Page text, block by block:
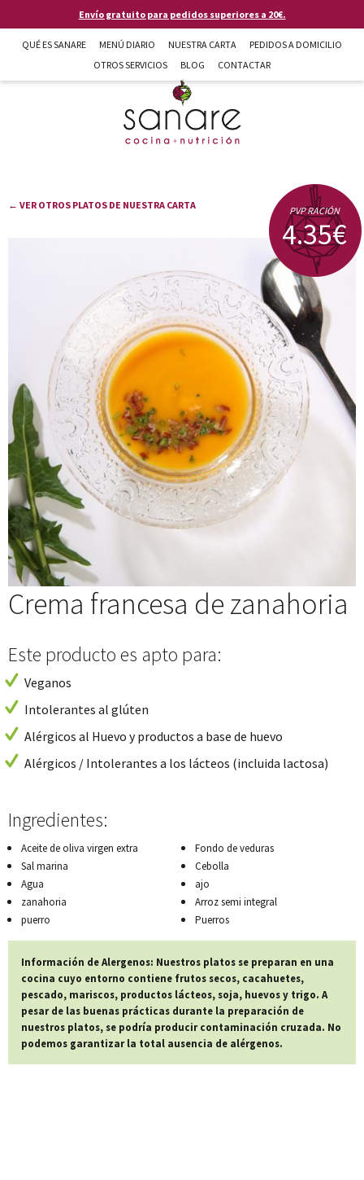
Pasar al contenido principalEnvío gratuito para pedidos superiores a 20€.
QUÉ ES SANARE MENÚ DIARIO NUESTRA CARTA
PEDIDOS A DOMICILIO
OTROS SERVICIOS
BLOG CONTACTAR
Sanare cocina + nutrición en Almería
← VER OTROS PLATOS DE NUESTRA CARTA
Crema francesa de zanahoria
Este producto es apto para:
Veganos
Intolerantes al glúten
Alérgicos al Huevo y productos a base de huevo
Alérgicos / Intolerantes a los lácteos (incluida lactosa)
Ingredientes:
Aceite de oliva virgen extra
Sal marina
Agua
zanahoria
puerro
Fondo de veduras
Cebolla
ajo
Arroz semi integral
Puerros
Información de Alergenos: Nuestros platos se preparan en una
cocina cuyo entorno contiene frutos secos, cacahuetes,
pescado, mariscos, productos lácteos, soja, huevos y trigo. A
pesar de las buenas prácticas durante la preparación de
nuestros platos, se podría producir contaminación cruzada. No
podemos garantizar la total ausencia de alérgenos.
PVP RACIÓN
4.35€